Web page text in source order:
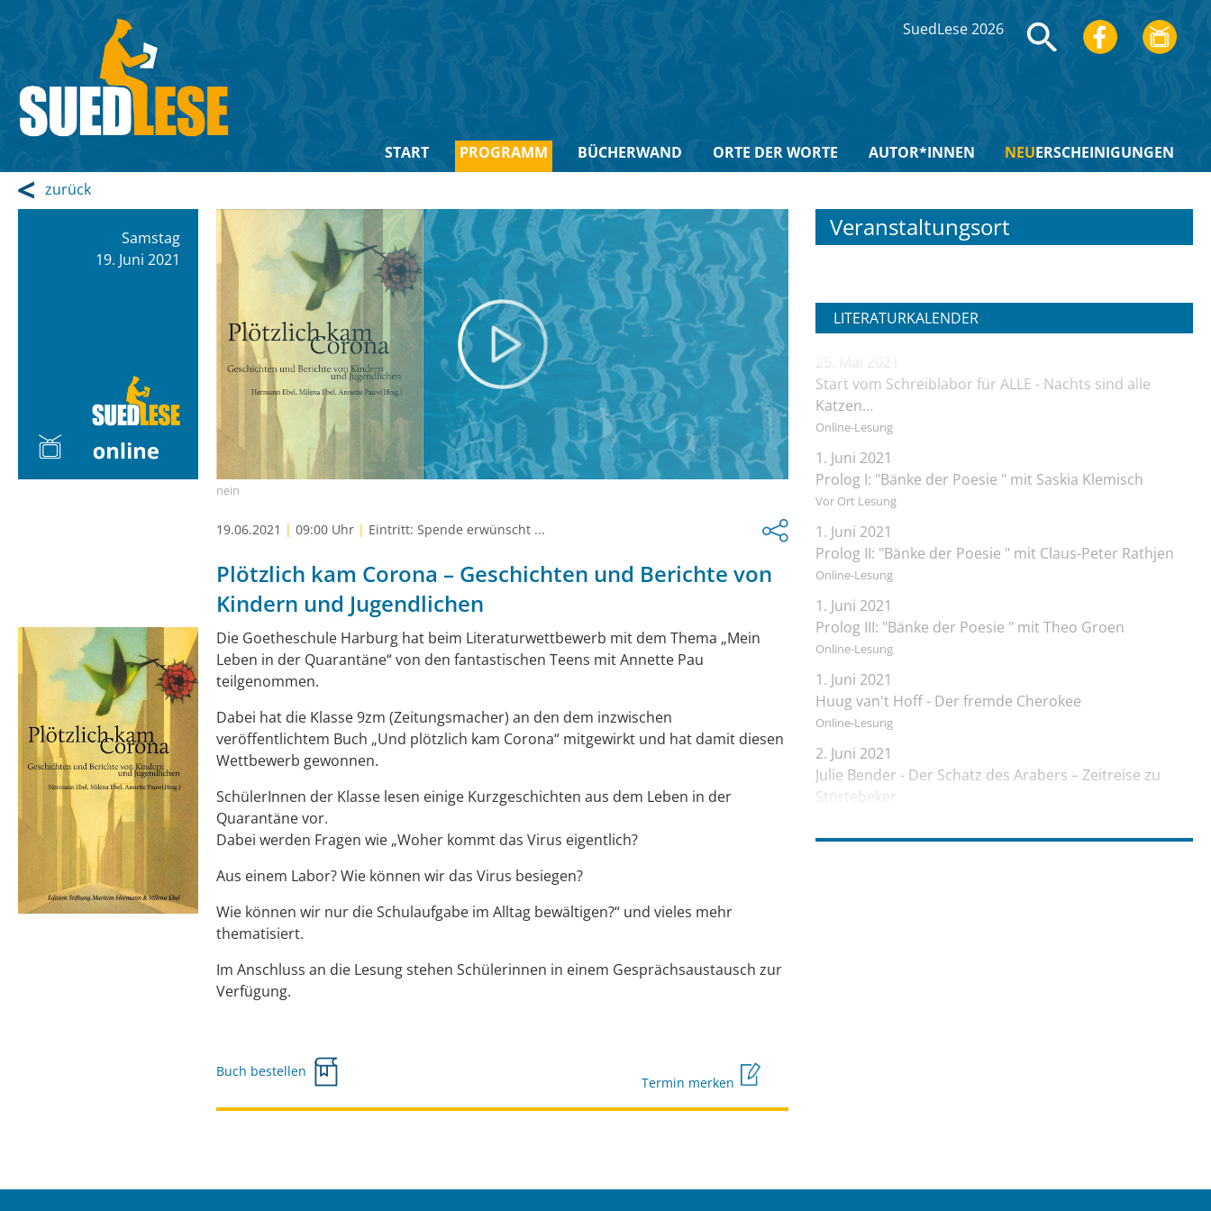
START PROGRAMM BÜCHERWAND ORTE DER WORTE AUTOR*INNEN NEUERSCHEINIGUNGEN
SuedLese 2026
zurück
Samstag
19. Juni 2021
nein
19.06.2021 | 09:00 Uhr | Eintritt: Spende erwünscht ...
Plötzlich kam Corona – Geschichten und Berichte von
Kindern und Jugendlichen
Die Goetheschule Harburg hat beim Literaturwettbewerb mit dem Thema „Mein
Leben in der Quarantäne“ von den fantastischen Teens mit Annette Pau
teilgenommen.
Dabei hat die Klasse 9zm (Zeitungsmacher) an den dem inzwischen
veröffentlichtem Buch „Und plötzlich kam Corona“ mitgewirkt und hat damit diesen
Wettbewerb gewonnen.
SchülerInnen der Klasse lesen einige Kurzgeschichten aus dem Leben in der
Quarantäne vor.
Dabei werden Fragen wie „Woher kommt das Virus eigentlich?
Aus einem Labor? Wie können wir das Virus besiegen?
Wie können wir nur die Schulaufgabe im Alltag bewältigen?“ und vieles mehr
thematisiert.
Im Anschluss an die Lesung stehen Schülerinnen in einem Gesprächsaustausch zur
Verfügung.
Buch bestellen
Termin merken
Veranstaltungsort
LITERATURKALENDER
25. Mai 2021
Start vom Schreiblabor für ALLE - Nachts sind alle
Katzen…
Online-Lesung
1. Juni 2021
Prolog I: "Bänke der Poesie " mit Saskia Klemisch
Vor Ort Lesung
1. Juni 2021
Prolog II: "Bänke der Poesie " mit Claus-Peter Rathjen
Online-Lesung
1. Juni 2021
Prolog III: "Bänke der Poesie " mit Theo Groen
Online-Lesung
1. Juni 2021
Huug van't Hoff - Der fremde Cherokee
Online-Lesung
2. Juni 2021
Julie Bender - Der Schatz des Arabers – Zeitreise zu
Störtebeker
Fensterlesung : Petra Albersmann – Ein